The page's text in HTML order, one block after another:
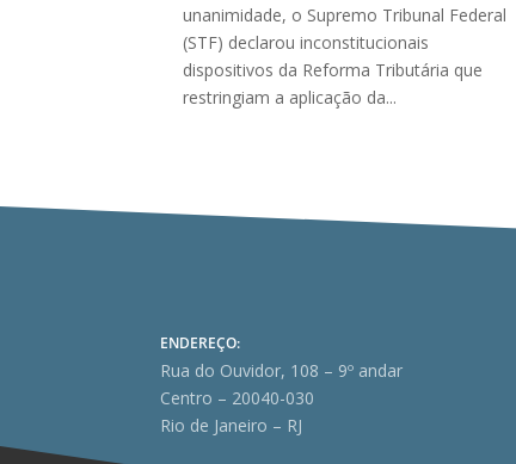
unanimidade, o Supremo Tribunal Federal
(STF) declarou inconstitucionais
dispositivos da Reforma Tributária que
restringiam a aplicação da...
ENDEREÇO:
Rua do Ouvidor, 108 – 9º andar
Centro – 20040-030
Rio de Janeiro – RJ